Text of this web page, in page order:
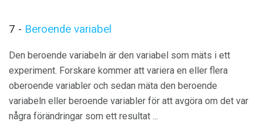
7 - Beroende variabel
Den beroende variabeln är den variabel som mäts i ett
experiment. Forskare kommer att variera en eller flera
oberoende variabler och sedan mäta den beroende
variabeln eller beroende variabler för att avgöra om det var
några förändringar som ett resultat ...